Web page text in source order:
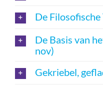
De Filosofische
De Basis van
nov)
Gekriebel,